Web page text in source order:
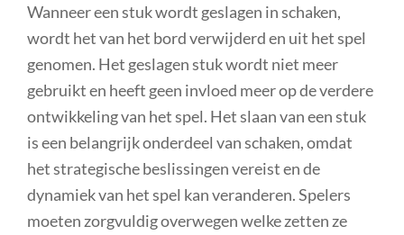
Wanneer een stuk wordt geslagen in schaken,
wordt het van het bord verwijderd en uit het spel
genomen. Het geslagen stuk wordt niet meer
gebruikt en heeft geen invloed meer op de verdere
ontwikkeling van het spel. Het slaan van een stuk
is een belangrijk onderdeel van schaken, omdat
het strategische beslissingen vereist en de
dynamiek van het spel kan veranderen. Spelers
moeten zorgvuldig overwegen welke zetten ze